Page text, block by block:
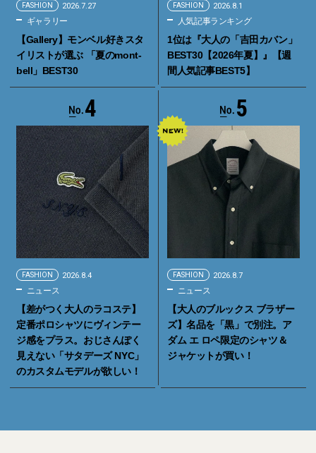
FASHION 2026.7.27
ギャラリー
【Gallery】モンベル好きスタ
イリストが選ぶ 「夏のmont-
bell」BEST30
FASHION 2026.8.1
人気記事ランキング
1位は『大人の「吉田カバン」
BEST30【2026年夏】』【週
間人気記事BEST5】
4
FASHION 2026.8.4
ニュース
【差がつく大人のラコステ】
定番ポロシャツにヴィンテー
ジ感をプラス。おじさんぽく
見えない「サタデーズ NYC」
のカスタムモデルが欲しい！
5
FASHION 2026.8.7
ニュース
【大人のブルックス ブラザー
ズ】名品を「黒」で別注。ア
ダム エ ロペ限定のシャツ＆
ジャケットが買い！